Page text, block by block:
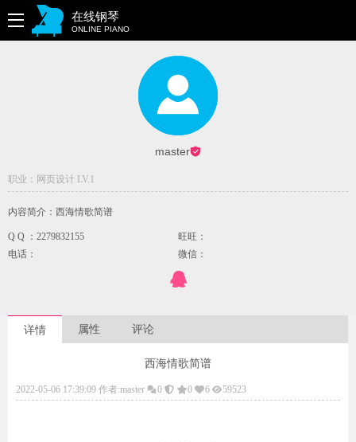
在线钢琴
ONLINE PIANO
master
职业：网页设计 LV.1
内容简介：西海情歌简谱
Q Q ：2279832155
旺旺：
电话：
微信：
详情 属性 评论
西海情歌简谱
2022-05-06 17:39:09 作者:master 0 0 6 59523